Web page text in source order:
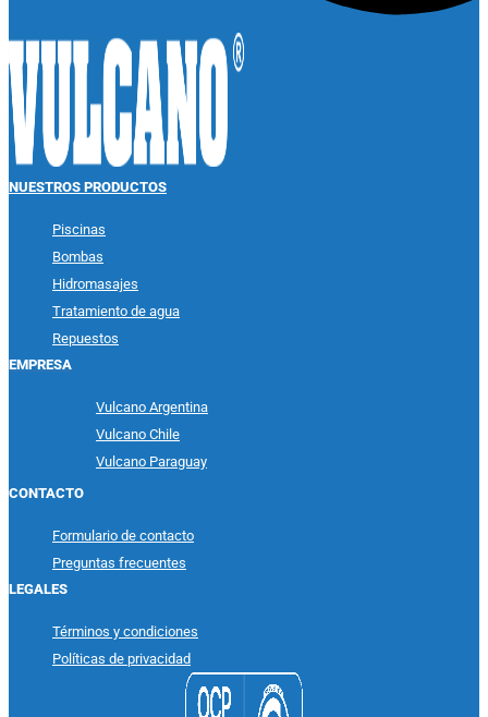
NUESTROS PRODUCTOS
Piscinas
Bombas
Hidromasajes
Tratamiento de agua
Repuestos
EMPRESA
Vulcano Argentina
Vulcano Chile
Vulcano Paraguay
CONTACTO
Formulario de contacto
Preguntas frecuentes
LEGALES
Términos y condiciones
Políticas de privacidad